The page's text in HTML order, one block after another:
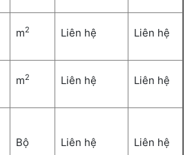
m2 Liên hệ Liên hệ
m2 Liên hệ Liên hệ
Bộ Liên hệ Liên hệ